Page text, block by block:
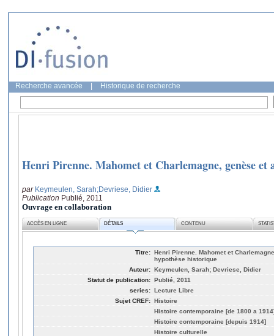
Recherche avancée Historique de recherche
Henri Pirenne. Mahomet et Charlemagne, genèse et
par Keymeulen, Sarah;Devriese, Didier
Publication Publié, 2011
Ouvrage en collaboration
ACCÈS EN LIGNE DÉTAILS CONTENU
Titre: Henri Pirenne. Mahomet et
hypothèse historique
Auteur: Keymeulen, Sarah; Devriese, Didier
Statut de publication: Publié, 2011
series: Lecture Libre
Sujet CREF: Histoire
Histoire contemporaine [de 1800 a
Histoire contemporaine [depuis 1914]
Histoire culturelle